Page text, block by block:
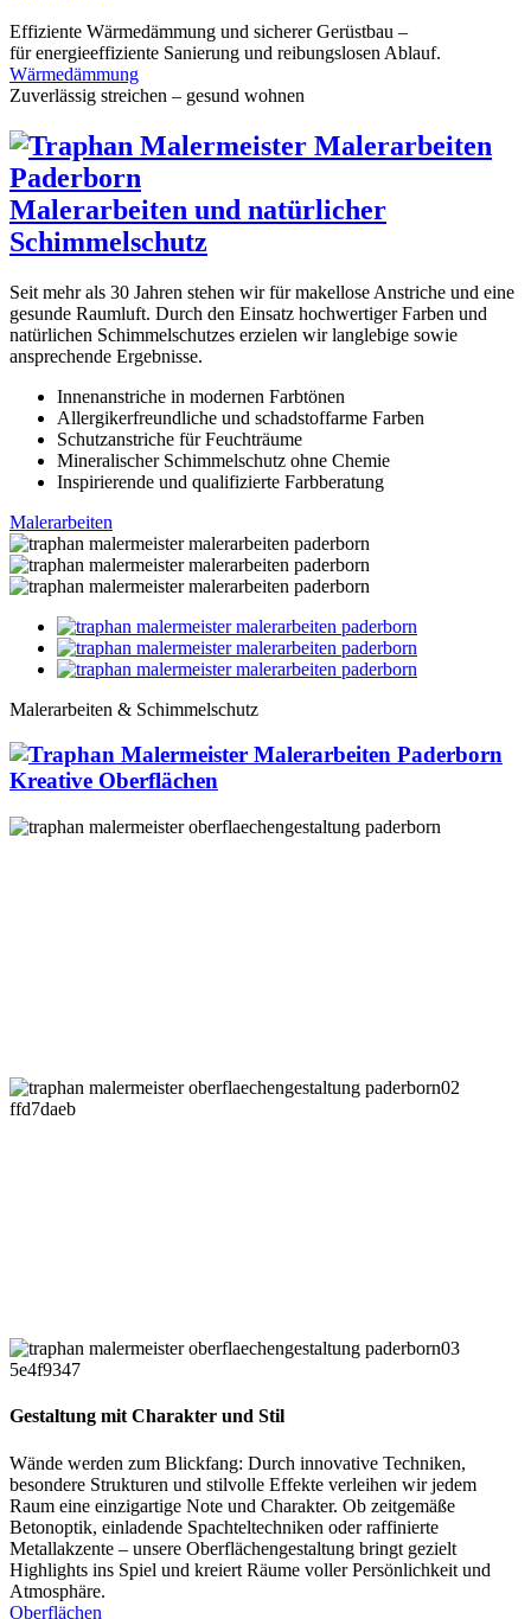
Effiziente Wärmedämmung und sicherer Gerüstbau –
für energieeffiziente Sanierung und reibungslosen Ablauf.
Wärmedämmung
Zuverlässig streichen – gesund wohnen
Maler­arbeiten und natür­licher
Schimmel­schutz
Seit mehr als 30 Jahren stehen wir für makellose Anstriche und eine
gesunde Raumluft. Durch den Einsatz hochwertiger Farben und
natürlichen Schimmelschutzes erzielen wir langlebige sowie
ansprechende Ergebnisse.
Innenanstriche in modernen Farbtönen
Allergikerfreundliche und schadstoffarme Farben
Schutzanstriche für Feuchträume
Mineralischer Schimmelschutz ohne Chemie
Inspirierende und qualifizierte Farbberatung
Maler­arbeiten
Malerarbeiten & Schimmelschutz
Kreative Oberflächen
Gestaltung mit Charakter und Stil
Wände werden zum Blickfang: Durch innovative Techniken,
besondere Strukturen und stilvolle Effekte verleihen wir jedem
Raum eine einzigartige Note und Charakter. Ob zeitgemäße
Betonoptik, einladende Spachteltechniken oder raffinierte
Metallakzente – unsere Oberflächengestaltung bringt gezielt
Highlights ins Spiel und kreiert Räume voller Persönlichkeit und
Atmosphäre.
Oberflächen